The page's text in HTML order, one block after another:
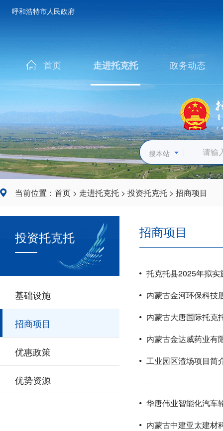
呼和浩特市人民政府
首页 走进托克托 政务动态
搜本站
当前位置： 首页 > 走进托克托 > 投资托克托 > 招商项目
投资托克托
基础设施
招商项目
优惠政策
优势资源
招商项目
托克托县2025年拟
内蒙古金河环保科技
内蒙古大唐国际托克
内蒙古金达威药业有
工业园区渣场项目简
华唐伟业智能化汽车
内蒙古中建亚太建材